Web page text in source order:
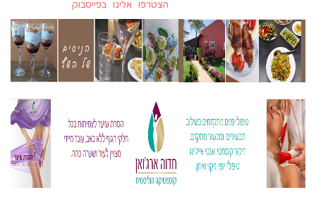
הצטרפו אלינו בפייסבוק